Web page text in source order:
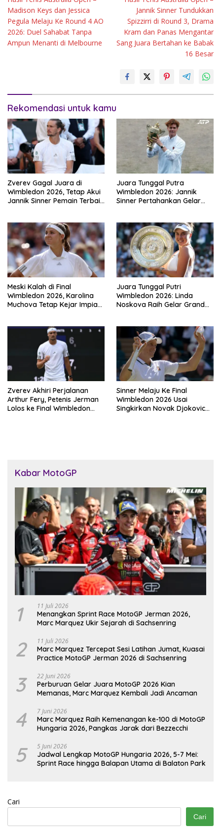
pos
Madison Keys dan Jessica
Pegula Melaju Ke Round 4 AO
2026: Duel Sahabat Tanpa
Ampun Menanti di Melbourne
Jannik Sinner Tundukkan
Spizzirri di Round 3, Drama
Kram dan Panas Mengantar
Sang Juara Bertahan ke Babak
16 Besar
Rekomendasi untuk kamu
Zverev Gagal Juara di
Wimbledon 2026, Tetap Akui
Jannik Sinner Pemain Terbaik
Juara Tunggal Putra
Wimbledon 2026: Jannik
Sinner Pertahankan Gelar
Meski Kalah di Final
Wimbledon 2026, Karolina
Muchova Tetap Kejar Impian
Juara Tunggal Putri
Wimbledon 2026: Linda
Noskova Raih Gelar Grand
Zverev Akhiri Perjalanan
Arthur Fery, Petenis Jerman
Lolos ke Final Wimbledon
Sinner Melaju Ke Final
Wimbledon 2026 Usai
Singkirkan Novak Djokovic
Kabar MotoGP
1 11 Juli 2026
Menangkan Sprint Race MotoGP Jerman 2026,
Marc Marquez Ukir Sejarah di Sachsenring
2 11 Juli 2026
Marc Marquez Tercepat Sesi Latihan Jumat, Kuasai
Practice MotoGP Jerman 2026 di Sachsenring
3 22 Juni 2026
Perburuan Gelar Juara MotoGP 2026 Kian
Memanas, Marc Marquez Kembali Jadi Ancaman
4 7 Juni 2026
Marc Marquez Raih Kemenangan ke-100 di MotoGP
Hungaria 2026, Pangkas Jarak dari Bezzecchi
5 5 Juni 2026
Jadwal Lengkap MotoGP Hungaria 2026, 5-7 Mei:
Sprint Race hingga Balapan Utama di Balaton Park
Cari
Cari